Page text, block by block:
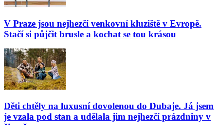
V Praze jsou nejhezčí venkovní kluziště v Evropě.
Stačí si půjčit brusle a kochat se tou krásou
Děti chtěly na luxusní dovolenou do Dubaje. Já jsem
je vzala pod stan a udělala jim nejhezčí prázdniny v